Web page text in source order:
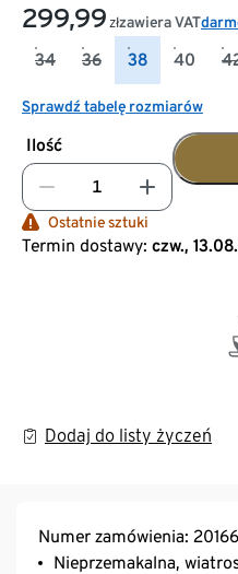
299,99 złzawiera VAT
34 36 38 40
Sprawdź tabelę rozmiarów
Ilość
Ostatnie sztuki
Termin dostawy: czw.,
Dodaj do listy życzeń
Numer zamówienia:
Nieprzemakalna,